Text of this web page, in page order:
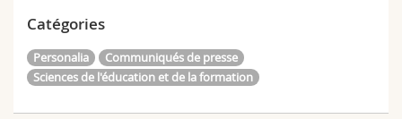
Catégories
Personalia
Communiqués de presse
Sciences de l'éducation et de la formation